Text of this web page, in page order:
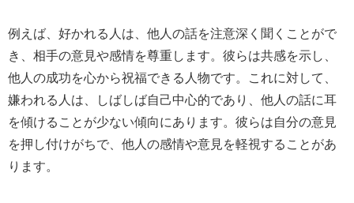
例えば、好かれる人は、他人の話を注意深く聞くことがで
き、相手の意見や感情を尊重します。彼らは共感を示し、
他人の成功を心から祝福できる人物です。これに対して、
嫌われる人は、しばしば自己中心的であり、他人の話に耳
を傾けることが少ない傾向にあります。彼らは自分の意見
を押し付けがちで、他人の感情や意見を軽視することがあ
ります。